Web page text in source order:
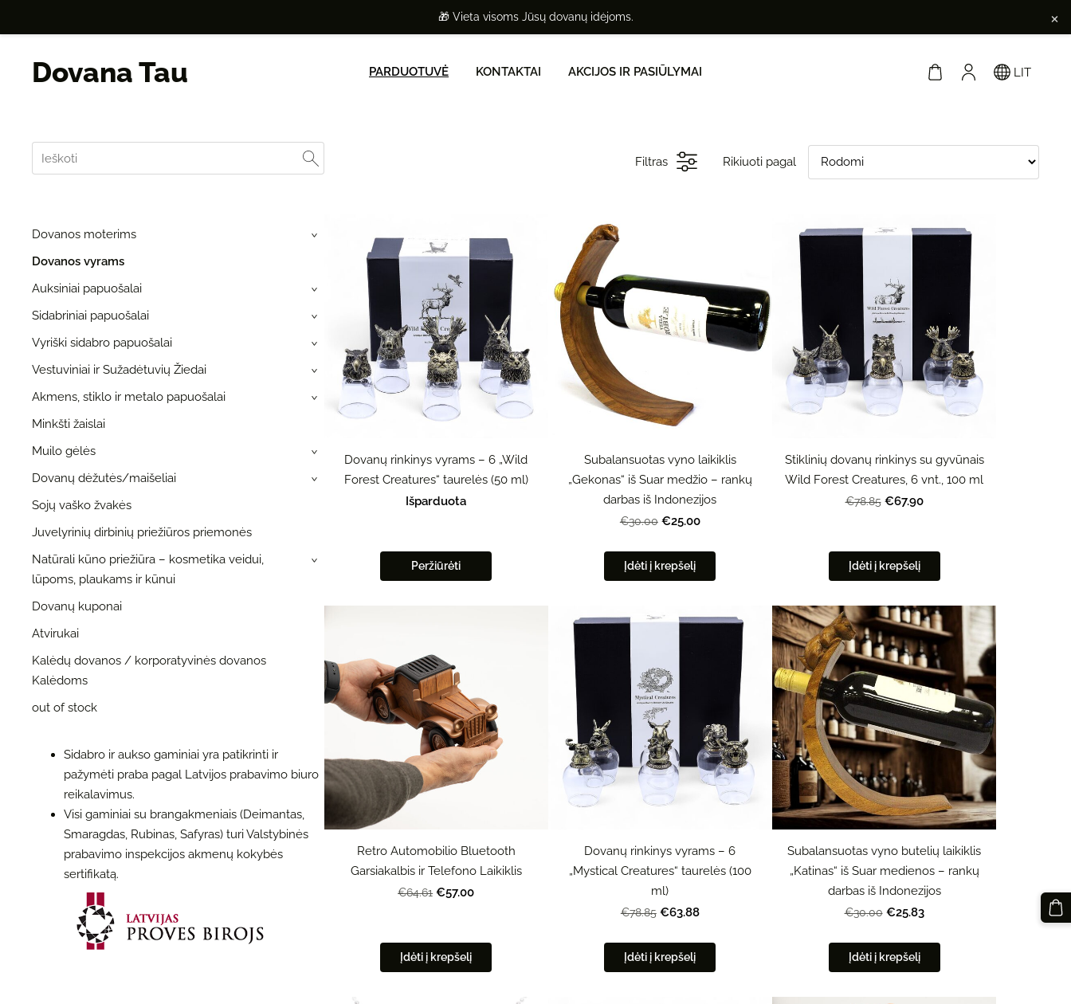
🎁 Vieta visoms Jūsų dovanų idėjoms. ×
Dovana Tau PARDUOTUVĖ KONTAKTAI AKCIJOS IR PASIŪLYMAI LIT
Dovanos moterims ›
Dovanos vyrams
Auksiniai papuošalai
›
Sidabriniai papuošalai ›
Vyriški sidabro papuošalai ›
Vestuviniai ir Sužadėtuvių Žiedai ›
Akmens, stiklo ir metalo papuošalai ›
Minkšti žaislai
Muilo gėlės
›
Dovanų dėžutės/maišeliai ›
Sojų vaško žvakės
Juvelyrinių dirbinių priežiūros priemonės
Natūrali kūno priežiūra – kosmetika veidui,
lūpoms, plaukams ir kūnui
›
Dovanų kuponai
Atvirukai
Kalėdų dovanos / korporatyvinės dovanos
Kalėdoms
out of stock
Sidabro ir aukso gaminiai yra patikrinti ir
pažymėti praba pagal Latvijos prabavimo biuro
reikalavimus.
Visi gaminiai su brangakmeniais (Deimantas,
Smaragdas, Rubinas, Safyras) turi Valstybinės
prabavimo inspekcijos akmenų kokybės
sertifikatą.
Filtras Rikiuoti pagal
Dovanų rinkinys vyrams – 6 „Wild
Forest Creatures“ taurelės (50 ml)
Išparduota
Peržiūrėti
Subalansuotas vyno laikiklis
„Gekonas“ iš Suar medžio – rankų
darbas iš Indonezijos
€30.00 €25.00
Įdėti į krepšelį
Stiklinių dovanų rinkinys su gyvūnais
Wild Forest Creatures, 6 vnt., 100 ml
€78.85 €67.90
Įdėti į krepšelį
Retro Automobilio Bluetooth
Garsiakalbis ir Telefono Laikiklis
€64.61 €57.00
Įdėti į krepšelį
Dovanų rinkinys vyrams – 6
„Mystical Creatures“ taurelės (100
ml)
€78.85 €63.88
Įdėti į krepšelį
Subalansuotas vyno butelių laikiklis
„Katinas“ iš Suar medienos – rankų
darbas iš Indonezijos
€30.00 €25.83
Įdėti į krepšelį